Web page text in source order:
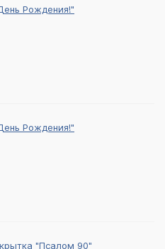
Рождения!"
Рождения!"
"Псалом 90"